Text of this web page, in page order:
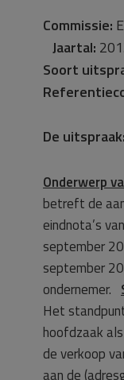
Commissie:
Jaartal:
Soort
De uitspraak:
Onderwerp
betreft de
eindnota’s
september
september
ondernemer.
Het
hoofdzaak
de verkoop
aan de